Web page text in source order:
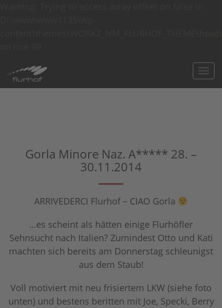
Gorla Minore Naz. A***** 28. –
30.11.2014
ARRIVEDERCI Flurhof – CIAO Gorla
…es scheint als hätten einige Flurhöfler
Sehnsucht nach Italien? Zumindest Otto und Kati
machten sich bereits am Donnerstag schleunigst
aus dem Staub!
Voll motiviert mit neu frisiertem LKW (siehe foto
unten) und bestens beritten mit Joe, Specki, Berry